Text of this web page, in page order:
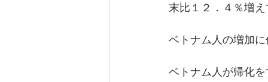
末比１２．４％増
ベトナム人の増加
ベトナム人が帰化